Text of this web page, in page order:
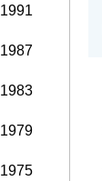
1991
1987
1983
1979
1975